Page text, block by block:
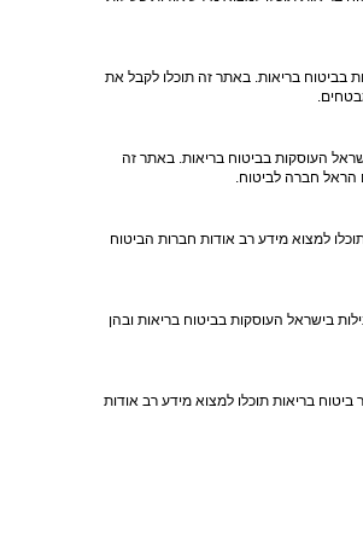
בביטוח בריאות. באתר זה תוכלו לקבל את
העוסקות בביטוח בריאות. באתר זה
הראל חברה לביטוח.
למצוא מידע רב אודות חברות הביטוח
בישראל העוסקות בביטוח בריאות ובהן
בריאות תוכלו למצוא מידע רב אודות